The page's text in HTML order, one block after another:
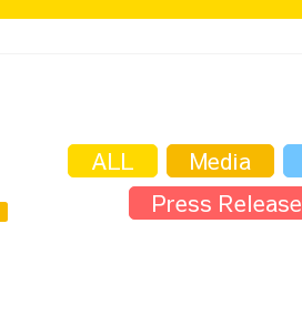
ALL Media
Press Release